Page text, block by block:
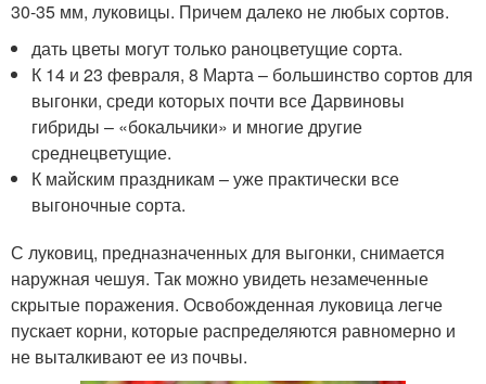
30-35 мм, луковицы. Причем далеко не любых сортов.
дать цветы могут только раноцветущие сорта.
К 14 и 23 февраля, 8 Марта – большинство сортов для
выгонки, среди которых почти все Дарвиновы
гибриды – «бокальчики» и многие другие
среднецветущие.
К майским праздникам – уже практически все
выгоночные сорта.
С луковиц, предназначенных для выгонки, снимается
наружная чешуя. Так можно увидеть незамеченные
скрытые поражения. Освобожденная луковица легче
пускает корни, которые распределяются равномерно и
не выталкивают ее из почвы.